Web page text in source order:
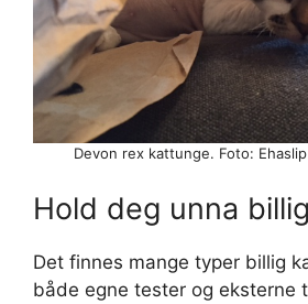
Devon rex kattunge. Foto:
Hold deg unna
Det finnes mange typer billig
både egne tester og eksterne